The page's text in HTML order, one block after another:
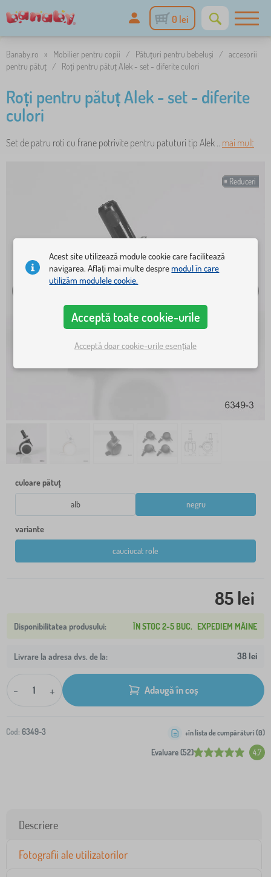
0 lei
Banaby.ro » Mobilier pentru copii / Pătuțuri pentru bebeluși / accesorii
pentru pătuț / Roți pentru pătuț Alek - set - diferite culori
Roți pentru pătuț Alek - set - diferite
culori
Set de patru roti cu frane potrivite pentru patuturi tip Alek .. mai mult
Reduceri
culoare pătuț
alb negru
variante
cauciucat role
85 lei
ÎN STOC 2-5 BUC. EXPEDIEM MÂINE
Livrare la adresa dvs. de la: 38 lei
- + Adaugă în coș
Cod: 6349-3
Evaluare (52) 4.7
+în lista de cumpărături (0)
Descriere
Fotografii ale utilizatorilor
Acest site utilizează module cookie care facilitează
navigarea. Aflați mai multe despremodul în care
utilizăm modulele cookie.
Acceptă toate cookie-urile
Acceptă doar cookie-urile esențiale